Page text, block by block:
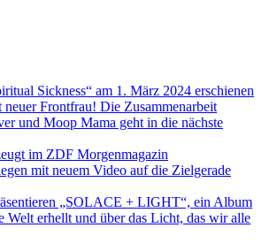
Sickness“ am 1. März 2024 erschienen
Frontfrau! Die Zusammenarbeit
und Moop Mama geht in die nächste
im ZDF Morgenmagazin
mit neuem Video auf die Zielgerade
„SOLACE + LIGHT“, ein Album
Welt erhellt und über das Licht, das wir alle